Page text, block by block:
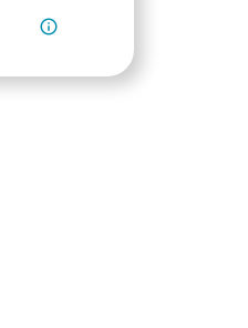
info_outline